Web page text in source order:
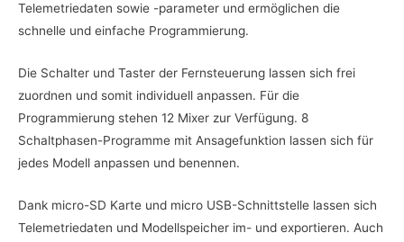
Telemetriedaten sowie -parameter und ermöglichen die
schnelle und einfache Programmierung.
Die Schalter und Taster der Fernsteuerung lassen sich frei
zuordnen und somit individuell anpassen. Für die
Programmierung stehen 12 Mixer zur Verfügung. 8
Schaltphasen-Programme mit Ansagefunktion lassen sich für
jedes Modell anpassen und benennen.
Dank micro-SD Karte und micro USB-Schnittstelle lassen sich
Telemetriedaten und Modellspeicher im- und exportieren. Auch